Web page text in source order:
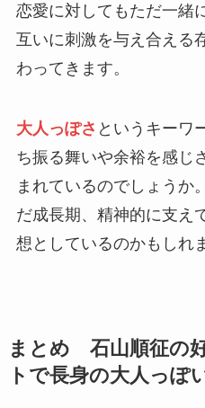
恋愛に対してもただ一緒
互いに刺激を与え合える
わってきます。
大人っぽさ というキーワ
ち振る舞いや余裕を感じ
まれているのでしょうか
だ成長期、精神的に支え
想としているのかもしれ
まとめ 石山順征の
トで長身の大人っぽ